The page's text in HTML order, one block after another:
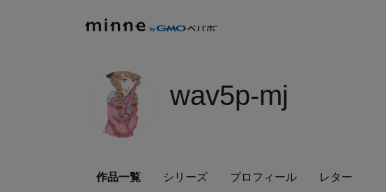
wav5p-mj
作品一覧 シリーズ プロフィール レター